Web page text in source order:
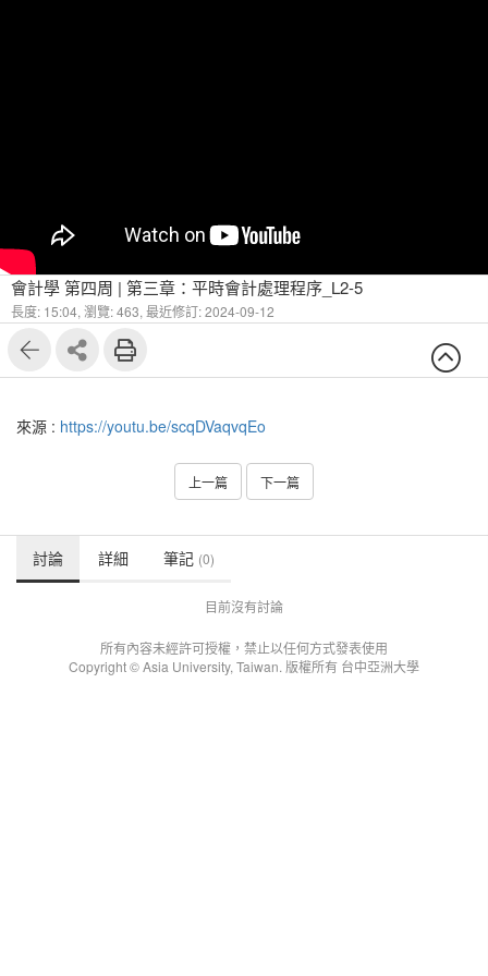
會計學 第四周 | 第三章：平時會計處理程序_L2-5
長度: 15:04, 瀏覽: 463, 最近修訂: 2024-09-12
來源 : https://youtu.be/scqDVaqvqEo
上一篇 下一篇
討論 詳細 筆記 (0)
目前沒有討論
所有內容未經許可授權，禁止以任何方式發表使用
Copyright © Asia University, Taiwan. 版權所有 台中亞洲大學